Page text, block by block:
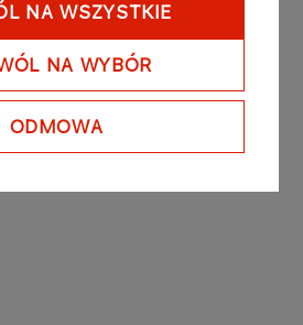
NA WSZYSTKIE
NA WYBÓR
ODMOWA